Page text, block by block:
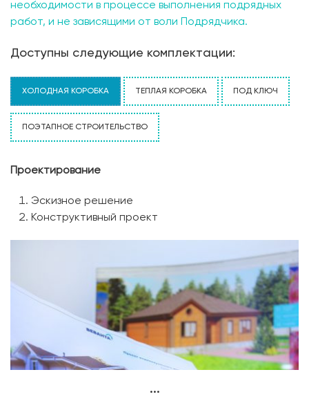
необходимости в процессе выполнения подрядных
работ, и не зависящими от воли Подрядчика.
Доступны следующие комплектации:
ХОЛОДНАЯ КОРОБКА ТЕПЛАЯ КОРОБКА ПОД КЛЮЧ
ПОЭТАПНОЕ СТРОИТЕЛЬСТВО
Проектирование
Эскизное решение
Конструктивный проект
...